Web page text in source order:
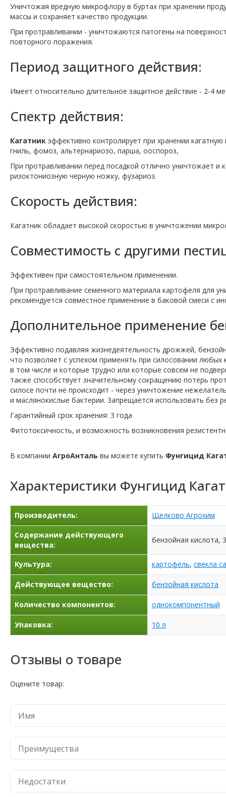
Уничтожая вредную микрофлору в буртах при хранении
массы и сохраняет качество продукции.
При протравливании - уничтожаются патогены на
повторного поражения.
Период защитного действия:
Имеет относительно длительное защитное действие - 2-4
Спектр действия:
Кагатник эффективно контролирует при хранении
гниль, фомоз, альтернариозо, парша, ооспороз,
При протравливании перед посадкой отлично уничтожает и
ризоктониозную черную ножку, фузариоз.
Скорость действия:
Кагатник обладает высокой скоростью в уничтожении
Совместимость с другими
Эффективен при самостоятельном применении.
При протравливание семенного материала картофеля для
рекомендуется совместное применение в баковой смеси с
Дополнительное применение
Эффективно подавляя жизнедеятельность дрожжей,
что позволяет с успехом применять при силосовании
в том числе и которые трудно или которые совсем не
также способствует значительному сокращению потерь
силосе почти не происходит - через уничтожение
и маслянокислые бактерии. Запрещается использовать без
Гарантийный срок хранения: 3 года
Фитотоксичность, и возможность возникновения
В компании АгроАнталь вы можете купить Фунгицид
Характеристики Фунгицид
Производитель: Щелково Агрохим
Содержание действующего
вещества:
бензойная кислота,
Культура: картофель, свекла
Действующее вещество: бензойная кислота
Количество компонентов: однокомпонентный
Упаковка: 10 л
Отзывы о товаре
Оцените товар: